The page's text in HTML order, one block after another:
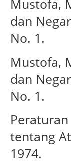
Mustofa,
dan
No. 1.
Mustofa,
dan
No. 1.
tentang
1974.